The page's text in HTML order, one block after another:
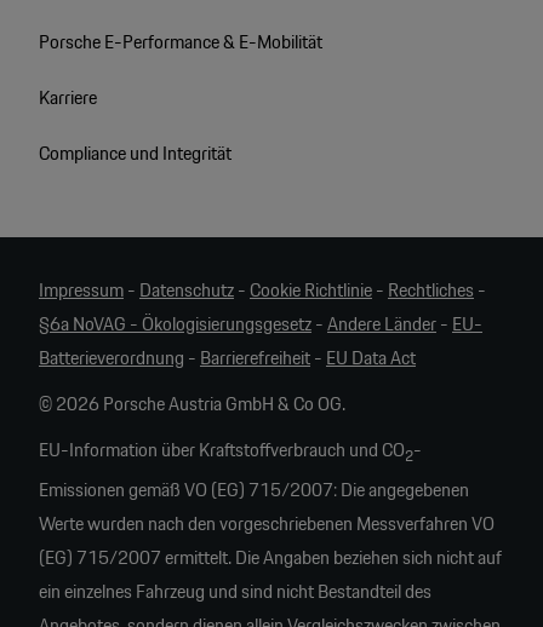
Porsche E-Performance & E-Mobilität
Karriere
Compliance und Integrität
Impressum-Datenschutz-Cookie Richtlinie-Rechtliches-
§6a NoVAG - Ökologisierungsgesetz-Andere Länder-EU-
Batterieverordnung -Barrierefreiheit-EU Data Act
© 2026 Porsche Austria GmbH & Co OG.
EU-Information über Kraftstoffverbrauch und CO2-
Emissionen gemäß VO (EG) 715/2007: Die angegebenen
Werte wurden nach den vorgeschriebenen Messverfahren VO
(EG) 715/2007 ermittelt. Die Angaben beziehen sich nicht auf
ein einzelnes Fahrzeug und sind nicht Bestandteil des